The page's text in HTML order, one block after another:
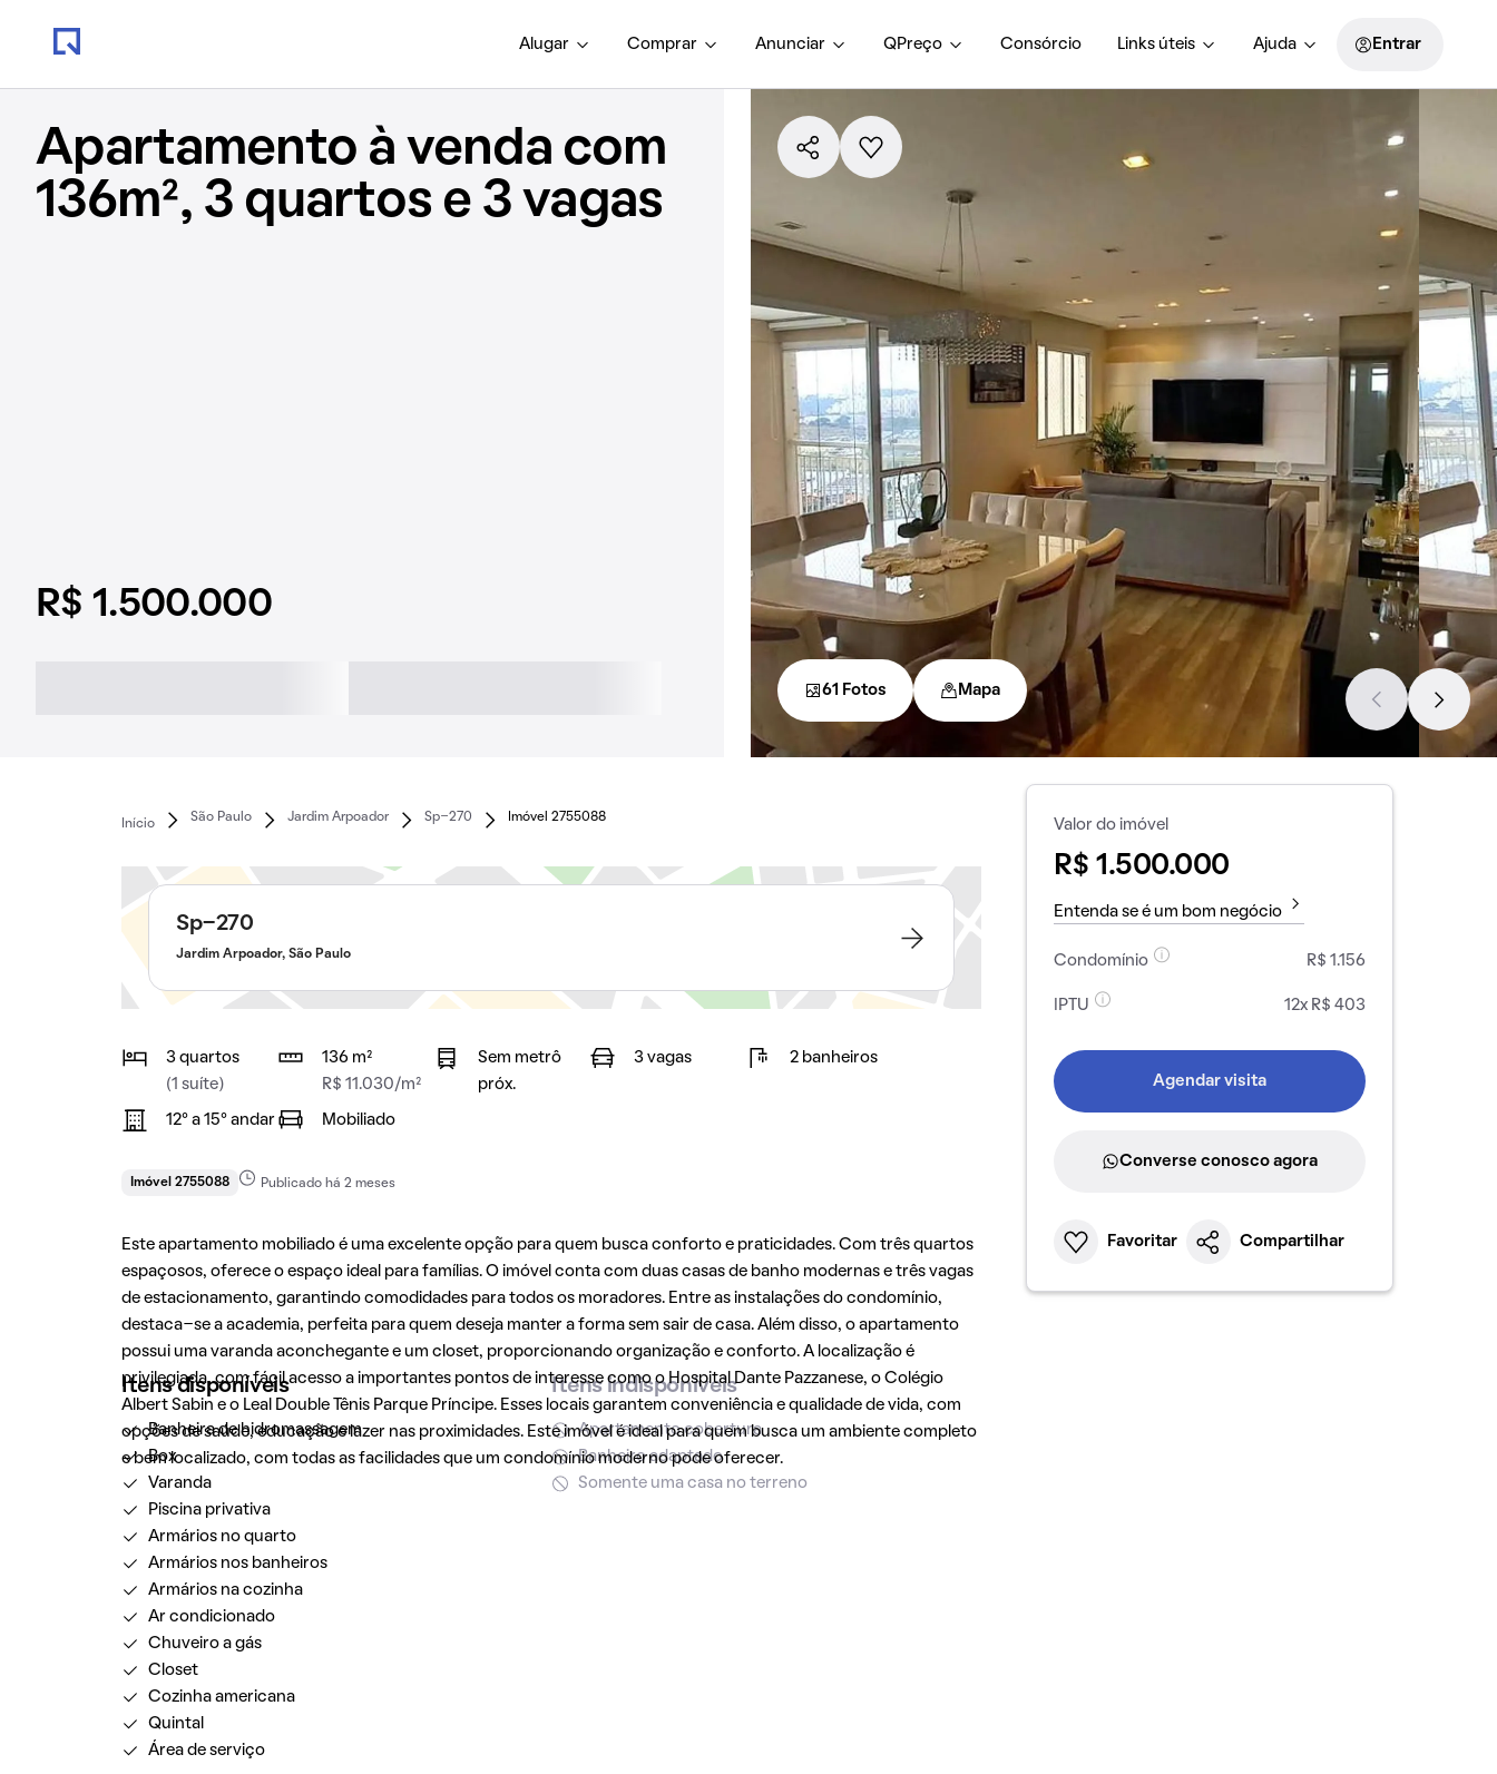
Alugar Comprar Anunciar QPreço Consórcio Links úteis Ajuda Entrar
Apartamento à venda com
136m², 3 quartos e 3 vagas
R$ 1.500.000
61 Fotos Mapa
Início
São Paulo Jardim Arpoador Sp-270 Imóvel 2755088
Sp-270
Jardim Arpoador, São Paulo
3 quartos
(1 suíte)
136 m²
R$ 11.030/m²
Sem metrô
próx.
3 vagas 2 banheiros
12° a 15° andar Mobiliado
Imóvel 2755088 Publicado há 2 meses
Este apartamento mobiliado é uma excelente opção para quem busca conforto e praticidades. Com três quartos
espaçosos, oferece o espaço ideal para famílias. O imóvel conta com duas casas de banho modernas e três vagas
de estacionamento, garantindo comodidades para todos os moradores. Entre as instalações do condomínio,
destaca-se a academia, perfeita para quem deseja manter a forma sem sair de casa. Além disso, o apartamento
possui uma varanda aconchegante e um closet, proporcionando organização e conforto. A localização é
privilegiada, com fácil acesso a importantes pontos de interesse como o Hospital Dante Pazzanese, o Colégio
Albert Sabin e o Leal Double Tênis Parque Príncipe. Esses locais garantem conveniência e qualidade de vida, com
opções de saúde, educação e lazer nas proximidades. Este imóvel é ideal para quem busca um ambiente completo
e bem localizado, com todas as facilidades que um condomínio moderno pode oferecer.
Itens disponíveis
Banheira de hidromassagem
Box
Varanda
Piscina privativa
Armários no quarto
Armários nos banheiros
Armários na cozinha
Ar condicionado
Chuveiro a gás
Closet
Cozinha americana
Quintal
Área de serviço
Itens indisponíveis
Apartamento cobertura
Banheiro adaptado
Somente uma casa no terreno
Valor do imóvel
R$ 1.500.000
Entenda se é um bom negócio
Condomínio R$ 1.156
IPTU 12x R$ 403
Agendar visita
Converse conosco agora
Favoritar Compartilhar